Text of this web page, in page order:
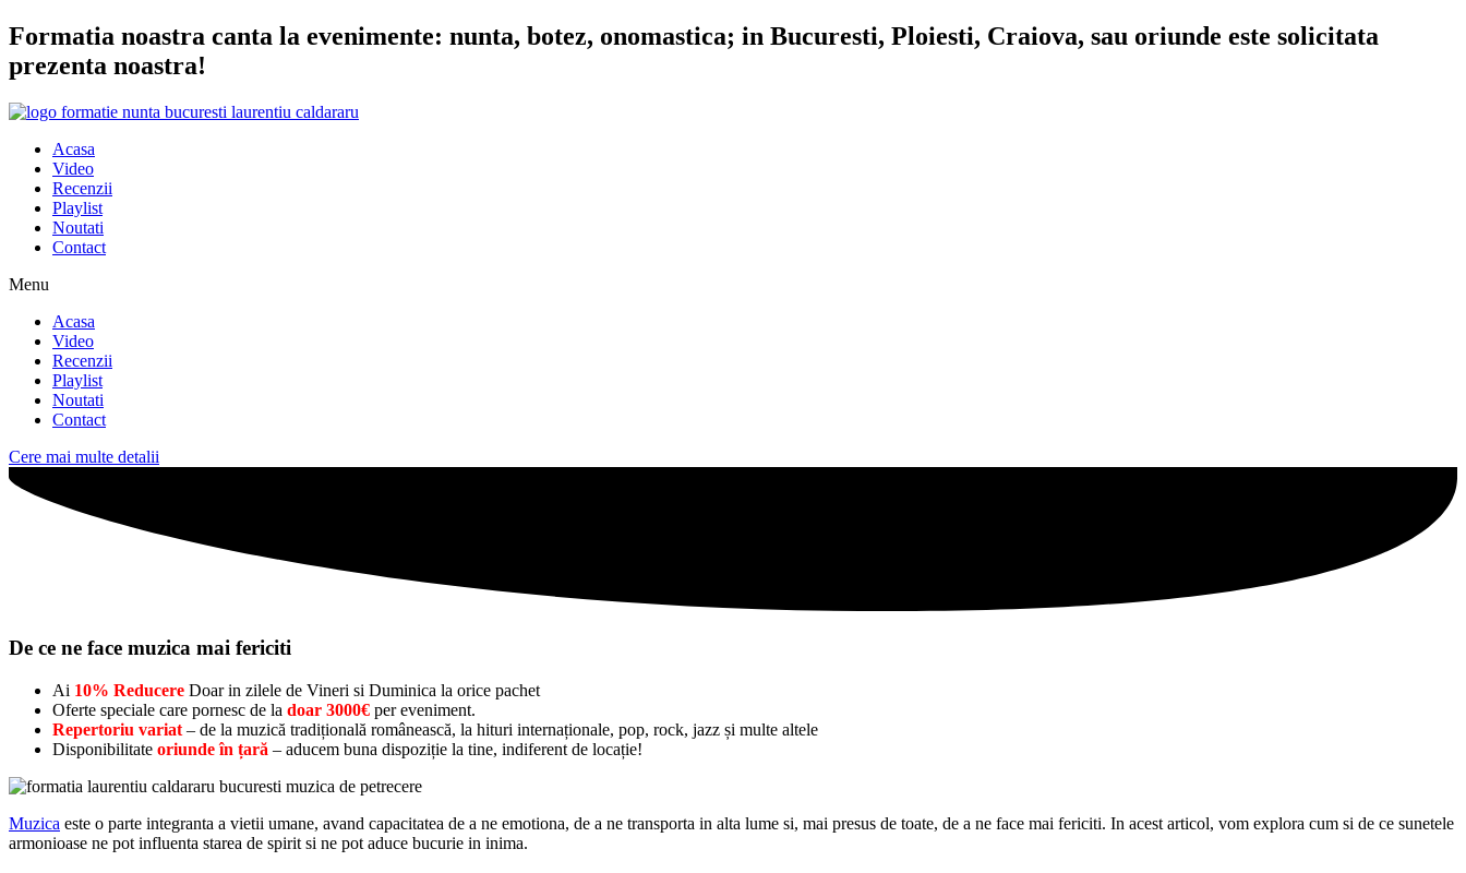
Sari
la
conținut
Formatia noastra canta la evenimente: nunta, botez, onomastica; in Bucuresti, Ploiesti, Craiova, sau oriunde este solicitata
prezenta noastra!
Acasa
Video
Recenzii
Playlist
Noutati
Contact
Menu
Acasa
Video
Recenzii
Playlist
Noutati
Contact
Cere mai multe detalii
De ce ne face muzica mai fericiti
Ai 10% Reducere Doar in zilele de Vineri si Duminica la orice pachet
Oferte speciale care pornesc de la doar 3000€ per eveniment.
Repertoriu variat – de la muzică tradițională românească, la hituri internaționale, pop, rock, jazz și multe altele
Disponibilitate oriunde în țară – aducem buna dispoziție la tine, indiferent de locație!
Muzica este o parte integranta a vietii umane, avand capacitatea de a ne emotiona, de a ne transporta in alta lume si, mai presus de toate, de a ne face mai fericiti. In acest articol, vom explora cum si de ce sunetele
armonioase ne pot influenta starea de spirit si ne pot aduce bucurie in inima.